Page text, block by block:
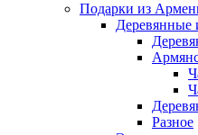
Подарки из
Деревянные
Разное